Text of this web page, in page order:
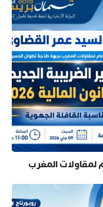
لمقاولات المغرب